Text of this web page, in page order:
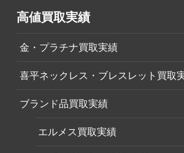
高値買取実績
金・プラチナ買取実績
喜平ネックレス・ブレスレット買取
ブランド品買取実績
エルメス買取実績